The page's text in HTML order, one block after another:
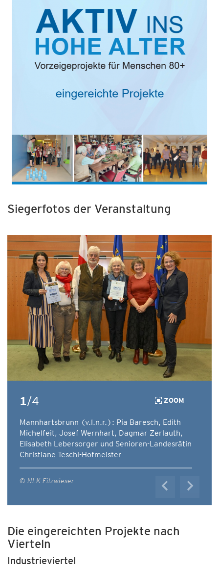
Siegerfotos der Veranstaltung
1/4 ZOOM
Mannhartsbrunn (v.l.n.r.): Pia Baresch, Edith
Michelfeit, Josef Wernhart, Dagmar Zerlauth,
Elisabeth Lebersorger und Senioren-Landesrätin
Christiane Teschl-Hofmeister
© NLK Filzwieser
Die eingereichten Projekte nach
Vierteln
Industrieviertel